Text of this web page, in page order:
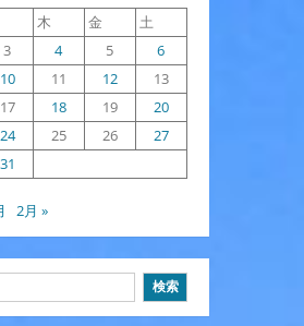
木 金
土
3 4 5
6
10 11 12
13
17 18 19
20
24 25 26
27
31
2月 »
検索